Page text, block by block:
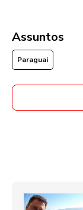
Assuntos
Paraguai